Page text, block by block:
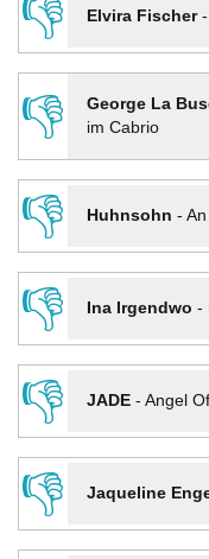
👎
Elvira Fischer-
👎
George La
im Cabrio
👎
Huhnsohn -
👎
Ina Irgendwo -
👎
JADE- Angel
👎
Jaqueline